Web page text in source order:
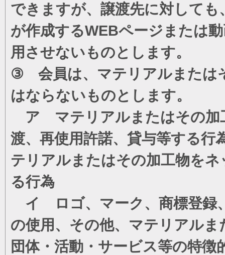
できますが、譲渡先に対して
が作成するWEBページまたは
用させないものとします。
③ 会員は、マテリアルまたは
はならないものとします。
ア マテリアルまたはその加
渡、再使用許諾、貸与等する行
テリアルまたはその加工物を
る行為
イ ロゴ、マーク、商標登録
の使用、その他、マテリアル
団体・活動・サービス等の特